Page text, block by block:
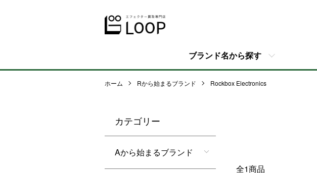
ブランド名から探す
ホーム Rから始まるブランド Rockbox Electronics
全1商品
カテゴリー
Aから始まるブランド